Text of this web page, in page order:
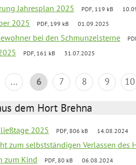
Jahresplan 2025 PDF, 119 kB
2025 PDF, 199 kB 01.09.2025
bei den Schmunzelsterne
PDF, 161 kB 31.07.2025
... 6 7 8 9 10
dem Hort Brehna
2025 PDF, 806 kB 14.08.2024
zum selbstständigen Verlassen des
zum Kind PDF, 80 kB 06.08.2024